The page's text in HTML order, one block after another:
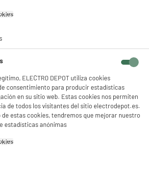
ELECTRO DEPOT utiliza cookies
consentimiento para producir estadísticas
en su sitio web. Estas cookies nos permiten
de todos los visitantes del sitio electrodepot.es.
estas cookies, tendremos que mejorar nuestro
estadísticas anónimas